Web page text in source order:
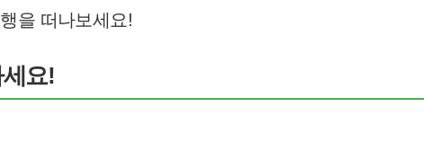
을 떠나보세요!
요!